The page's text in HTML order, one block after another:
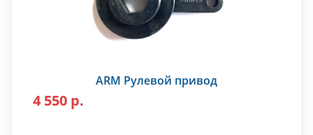
ARM Рулевой привод
4 550 р.